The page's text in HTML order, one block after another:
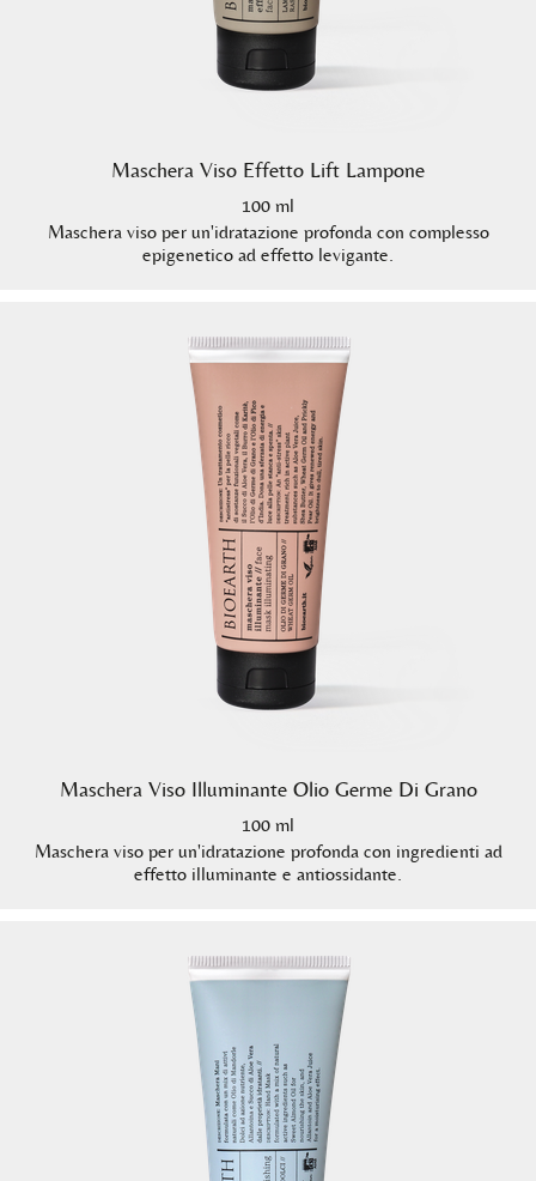
Maschera Viso Effetto Lift Lampone
100 ml
Maschera viso per un'idratazione profonda con complesso
epigenetico ad effetto levigante.
Maschera Viso Illuminante Olio Germe Di Grano
100 ml
Maschera viso per un'idratazione profonda con ingredienti ad
effetto illuminante e antiossidante.